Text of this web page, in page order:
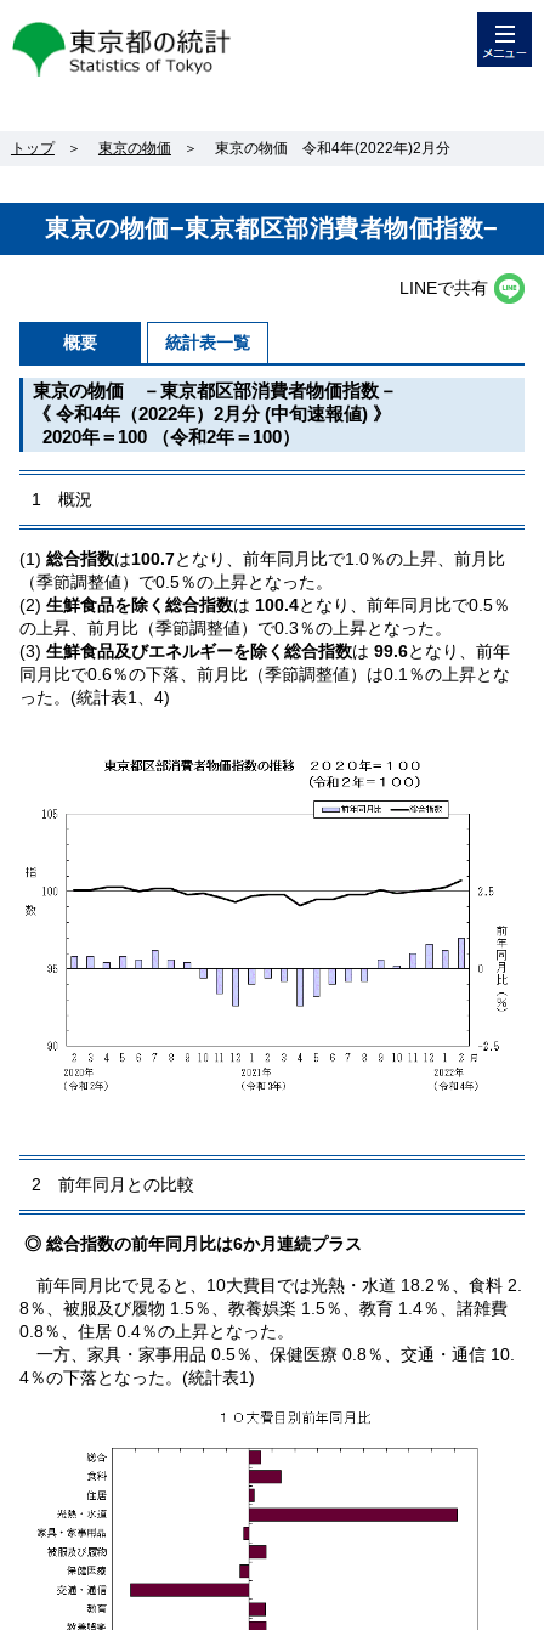
東京都の統計
トップ ＞ 東京の物価 ＞ 東京の物価 令和4年(2022年)2月分
東京の物価−東京都区部消費者物価指数−
LINEで共有
概要 統計表一覧
東京の物価 －東京都区部消費者物価指数－
《 令和4年（2022年）2月分 (中旬速報値) 》
2020年＝100 （令和2年＝100）
1 概況
(1) 総合指数は100.7となり、前年同月比で1.0％の上昇、前月比
（季節調整値）で0.5％の上昇となった。
(2) 生鮮食品を除く総合指数は 100.4となり、前年同月比で0.5％
の上昇、前月比（季節調整値）で0.3％の上昇となった。
(3) 生鮮食品及びエネルギーを除く総合指数は 99.6となり、前年
同月比で0.6％の下落、前月比（季節調整値）は0.1％の上昇とな
った。(統計表1、4)
2 前年同月との比較
◎ 総合指数の前年同月比は6か月連続プラス
前年同月比で見ると、10大費目では光熱・水道 18.2％、食料 2.
8％、被服及び履物 1.5％、教養娯楽 1.5％、教育 1.4％、諸雑費
0.8％、住居 0.4％の上昇となった。
一方、家具・家事用品 0.5％、保健医療 0.8％、交通・通信 10.
4％の下落となった。(統計表1)